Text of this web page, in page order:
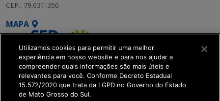
CEP.: 79.031-350
MAPA
SETDIG | Secretaria-
Utilizamos cookies para permitir uma melhor
experiência em nosso website e para nos ajudar a
compreender quais informações são mais úteis e
relevantes para você. Conforme Decreto Estadual
15.572/2020 que trata da LGPD no Governo do Estado
de Mato Grosso do Sul.